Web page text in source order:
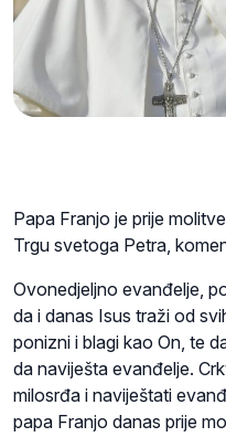
Papa Franjo je prije
Trgu svetoga Petra,
Ovonedjeljno evanđelje,
da i danas Isus traži od
ponizni i blagi kao On, te
da naviješta evanđelje.
milosrđa i naviještati
papa Franjo danas prije